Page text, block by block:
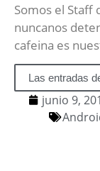
Somos el Staff
nuncanos
cafeina es
Las entradas
junio 9,